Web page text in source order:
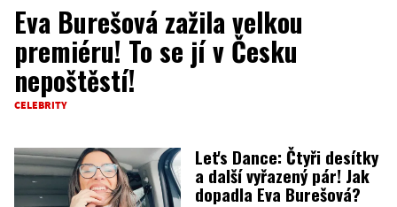
Eva Burešová zažila velkou
premiéru! To se jí v Česku
nepoštěstí!
CELEBRITY
Let's Dance: Čtyři desítky
a další vyřazený pár! Jak
dopadla Eva Burešová?